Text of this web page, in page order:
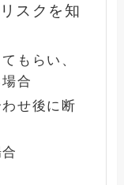
スクを知
もらい、
合
せ後に断